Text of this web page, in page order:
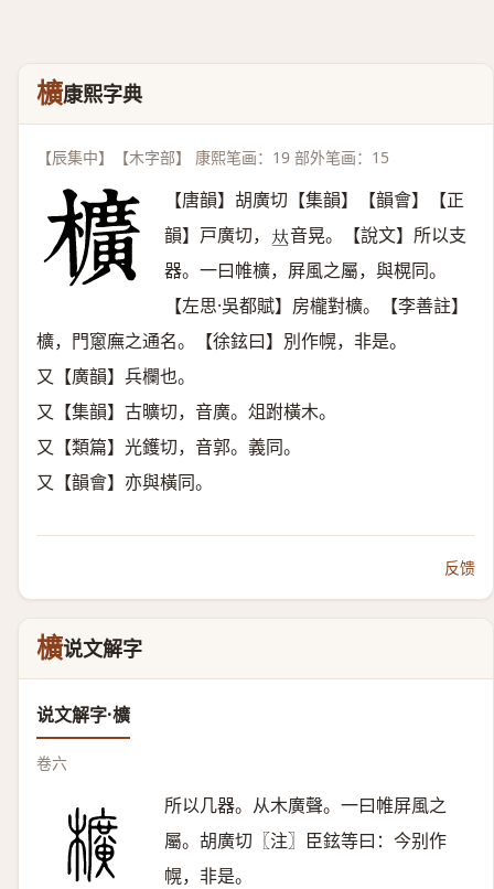
櫎康熙字典
【辰集中】【木字部】 康熙笔画：19 部外笔画：15
【唐韻】胡廣切【集韻】【韻會】【正
韻】戸廣切， 𠀤音晃。【說文】所以支
器。一曰帷櫎，屛風之屬，與榥同。
【左思·吳都賦】房櫳對櫎。【李善註】
櫎，門窻廡之通名。【徐鉉曰】別作幌，非是。
又【廣韻】兵欄也。
又【集韻】古曠切，音廣。俎跗橫木。
又【類篇】光鑊切，音郭。義同。
又【韻會】亦與橫同。
反馈
櫎说文解字
说文解字·櫎
卷六
所以几器。从木廣聲。一曰帷屏風之
屬。胡廣切〖注〗臣鉉等曰：今别作
幌，非是。